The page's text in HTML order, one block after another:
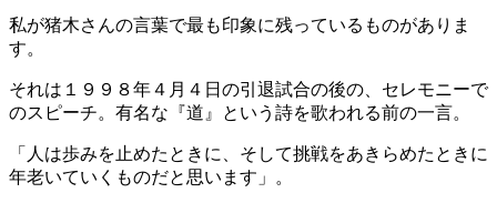
私が猪木さんの言葉で最も印象に残っているものがありま
す。
それは１９９８年４月４日の引退試合の後の、セレモニーで
のスピーチ。有名な『道』という詩を歌われる前の一言。
「人は歩みを止めたときに、そして挑戦をあきらめたときに
年老いていくものだと思います」。